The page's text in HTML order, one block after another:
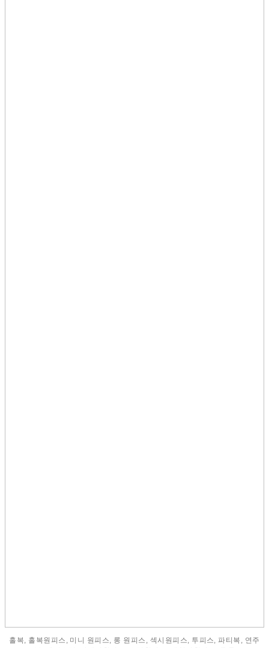
홀복, 홀복원피스, 미니 원피스, 롱 원피스, 섹시원피스, 투피스, 파티복, 연주